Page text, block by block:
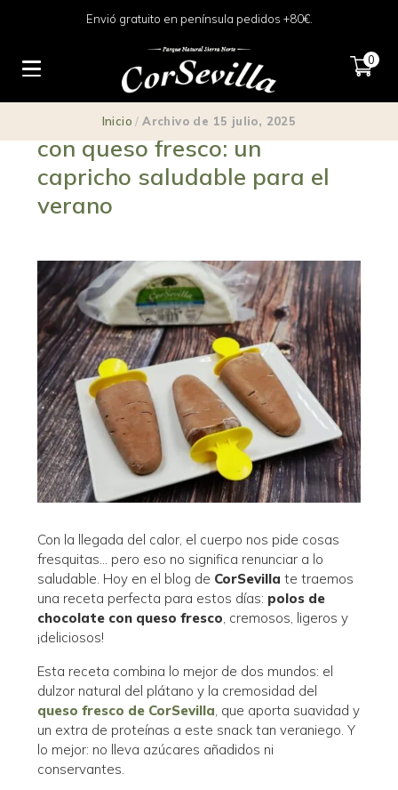
Envió gratuito en península pedidos +80€.
0
Inicio /Archivo de 15 julio, 2025
Receta de polos de chocolate
con queso fresco: un
capricho saludable para el
verano
Con la llegada del calor, el cuerpo nos pide cosas
fresquitas… pero eso no significa renunciar a lo
saludable. Hoy en el blog de CorSevilla te traemos
una receta perfecta para estos días: polos de
chocolate con queso fresco, cremosos, ligeros y
¡deliciosos!
Esta receta combina lo mejor de dos mundos: el
dulzor natural del plátano y la cremosidad del
queso fresco de CorSevilla, que aporta suavidad y
un extra de proteínas a este snack tan veraniego. Y
lo mejor: no lleva azúcares añadidos ni
conservantes.